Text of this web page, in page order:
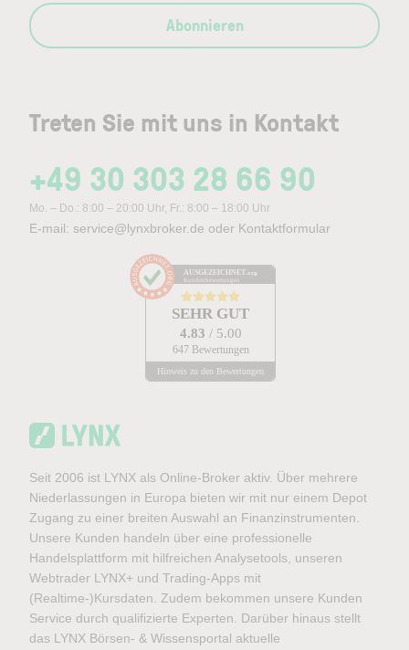
Treten Sie mit uns in Kontakt
+49 30 303 28 66 90
Mo. – Do.: 8:00 – 20:00 Uhr, Fr.: 8:00 – 18:00 Uhr
E-mail: service@lynxbroker.de oder Kontaktformular
AUSGEZEICHNET .org
Kundenbewertungen
SEHR GUT
4.83 / 5.00
647 Bewertungen
Hinweis zu den Bewertungen
Abonnieren
Seit 2006 ist LYNX als Online-Broker aktiv. Über mehrere
Niederlassungen in Europa bieten wir mit nur einem Depot
Zugang zu einer breiten Auswahl an Finanzinstrumenten.
Unsere Kunden handeln über eine professionelle
Handelsplattform mit hilfreichen Analysetools, unseren
Webtrader LYNX+ und Trading-Apps mit
(Realtime-)Kursdaten. Zudem bekommen unsere Kunden
Service durch qualifizierte Experten. Darüber hinaus stellt
das LYNX Börsen- & Wissensportal aktuelle